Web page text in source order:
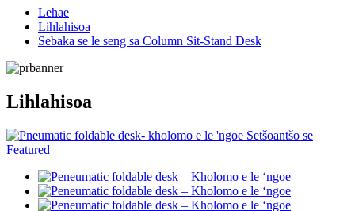
Lehae
Lihlahisoa
Sebaka se le seng sa Column Sit-Stand Desk
Lihlahisoa